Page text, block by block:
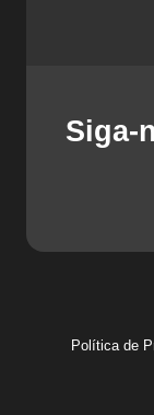
Siga-
Política de